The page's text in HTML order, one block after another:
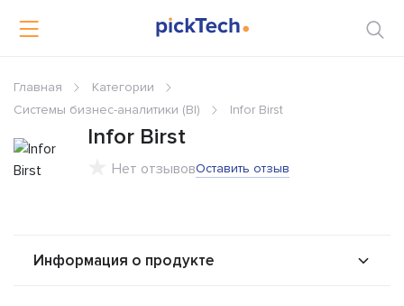
Главная
Категории
Системы бизнес-аналитики (BI)
Infor Birst
Infor Birst
Нет отзывовОставить отзыв
Информация о продукте